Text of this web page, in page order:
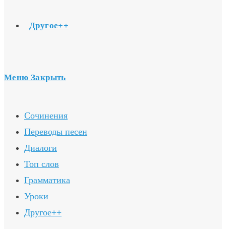
Другое++
Меню Закрыть
Сочинения
Переводы песен
Диалоги
Топ слов
Грамматика
Уроки
Другое++